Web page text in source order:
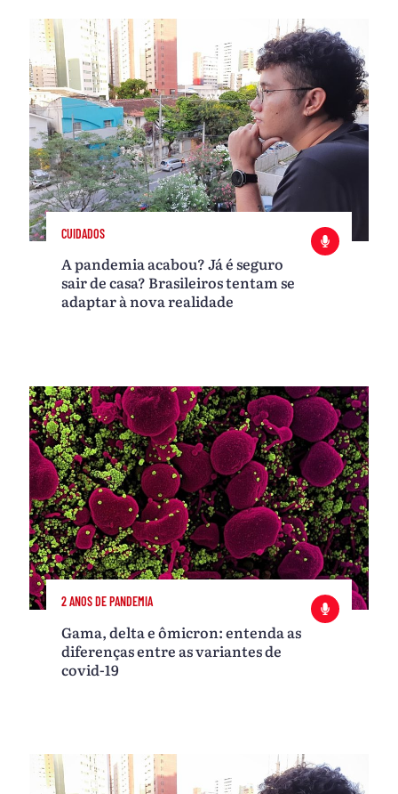
CUIDADOS
A pandemia acabou? Já é seguro
sair de casa? Brasileiros tentam se
adaptar à nova realidade
2 ANOS DE PANDEMIA
Gama, delta e ômicron: entenda as
diferenças entre as variantes de
covid-19